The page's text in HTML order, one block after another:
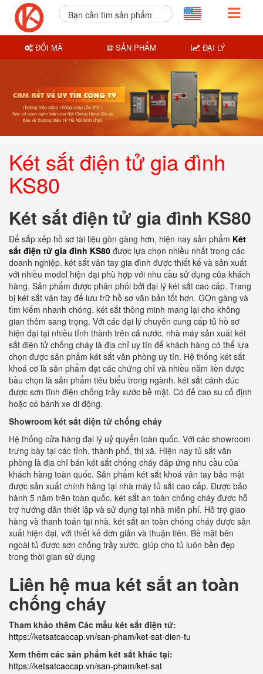
Két sắt điện tử gia đình
KS80
Két sắt điện tử gia đình KS80
Để sắp xếp hồ sơ tài liệu gòn gàng hơn, hiện nay sản phẩm Két
sắt điện tử gia đình KS80 được lựa chọn nhiều nhất trong các
doanh nghiệp. két sắt vân tay gia đình được thiết kế và sản xuất
với nhiều model hiện đại phù hợp với nhu cầu sử dụng của khách
hàng. Sản phẩm được phân phối bởi đại lý két sắt cao cấp. Trang
bị két sắt vân tay để lưu trữ hồ sơ văn bản tốt hơn. GỌn gàng và
tìm kiếm nhanh chóng. két sắt thông minh mang lại cho không
gian thêm sang trọng. Với các đại lý chuyên cung cấp tủ hồ sơ
hiện đại tại nhiều tỉnh thành trên cả nước. nhà máy sản xuất két
sắt điện tử chống cháy là địa chỉ uy tín để khách hàng có thể lựa
chọn được sản phẩm két sắt văn phòng uy tín. Hệ thống két sắt
khoá cơ là sản phẩm đạt các chứng chỉ và nhiều năm liền được
bầu chọn là sản phẩm tiêu biểu trong ngành. két sắt cánh đúc
được sơn tĩnh điện chống trầy xước bề mặt. Có đế cao su cố định
hoặc có bánh xe di động.
Showroom két sắt điện tử chống cháy
Hệ thống cửa hàng đại lý uỷ quyển toàn quốc. Với các showroom
trưng bày tại các tỉnh, thành phố, thị xã. HIện nay tủ sắt văn
phòng là địa chỉ bán két sắt chống cháy đáp ứng nhu cầu của
khách hàng toàn quốc. Sản phẩm két sắt khoá vân tay bảo mật
được sản xuất chính hãng tại nhà máy tủ sắt cao cấp. Được bảo
hành 5 năm trên toàn quốc. két sắt an toàn chống cháy được hỗ
trợ hướng dẫn thiết lập và sử dụng tại nhà miễn phí. Hỗ trợ giao
hàng và thanh toán tại nhà. két sắt an toàn chống cháy được sản
xuất hiện đại, với thiết kế đơn giản và thuận tiên. Bề mặt bên
ngoài tủ được sơn chống trầy xước. giúp cho tủ luôn bền đẹp
trong thời gian sử dụng
Liên hệ mua két sắt an toàn
chống cháy
Tham khảo thêm Các mẫu két sắt điện tử:
https://ketsatcaocap.vn/san-pham/ket-sat-dien-tu
Xem thêm các sản phẩm két sắt khác tại:
https://ketsatcaocap.vn/san-pham/ket-sat
Bạn cần tìm sản phẩm
ĐỔI MÃ SẢN PHẨM ĐẠI LÝ